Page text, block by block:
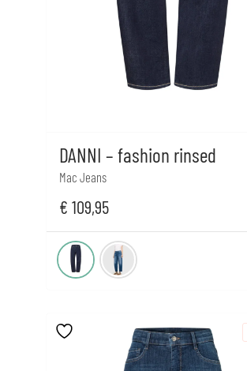
DANNI – fashion rinsed
Mac Jeans
€ 109,95